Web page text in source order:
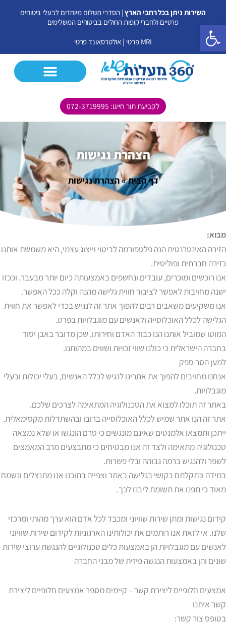
השירות ניתן בכל רחבי הארץ| הסדרי תשלום מיוחדים לבעלי ביטוחים
פרטיים ולחברי קופות החולים בביטוחים המשלימים
MRI פרטי | אולטרסאונד פרטי
לקביעת תור חייגו: 072-3719995
הצהרת נגישות
דף הבית»הצהרת נגישות
מבוא:
הזירה האינטרנטית הנה פלטפורמה לביטוי וייצוג עצמי, היא משמשת אותנו
כזירה חברתית ופוליטית.
אנו רוכשים ומוכרים, עובדים ונחשפים באמצעותה כיום יותר מבעבר. וככזו
ישנה מחויבות לאפשר לציבור חווית גלישה מהנה וקלה ככל האפשר.
אנו משקיעים משאבים רבים להפוך אתר זה לנגיש בכדי לאפשר את חווית
הגלישה לכלל האוכלוסייה ולאנשים עם מוגבלויות בפרט.
המוטו שמוביל אותנו הנו כבוד האדם וחירותו, שכן מדובר באבן יסוד
בחברה הישראלית כי כולנו שווי זכויות ושווים במהותנו.
למען הסר ספק
אנחנו מחויבים להפוך את אתרינו לנגיש לכלל האנשים, בעלי יכולות ובעלי
מוגבלויות.
באתר זה תוכלו למצוא את הטכנולוגיה המתאימה לצרכים שלכם.
אתר זה הנו אתר שמיש לכלל האוכלוסייה ברובו ובהשתדלות מקסימאלית.
ייתכן ותמצאו אלמנטים שאינם מונגשים כי טרם הונגשו או שלא נמצאה
טכנולוגיה מתאימה ולצד זה אנו מבטיחים כי מתבצעים מרב המאמצים
לשפר ולהנגיש ברמה גבוהה ובלי פשרות.
במידה ונתקלתם בקושי בגלישה באתר וצפייה בתוכנו אנו מתנצלים ונשמח
מאוד כי תפנו את תשומת ליבנו לכך.
קידום נגישות ומתן שירות שוויוני ומכבד לכל אדם הוא ערך מהותי ומרכזי
שלנו. אי לזאת אנו רותמים את יכולותינו הארגוניות לקידום שירות שוויוני
לאנשים עם מוגבלויות הן באמצעות כלים טכנולוגיים להנגשת ערוצי שירות
שונים והן באמצעות הנגשה פיזית של מבני החברה
אמצעים חלופיים ליצירת קשר – קיימים מספר אמצעים חלופיים ליצירת
קשר איתנו
בטופס צור קשר:
פתח סרגל נגישות